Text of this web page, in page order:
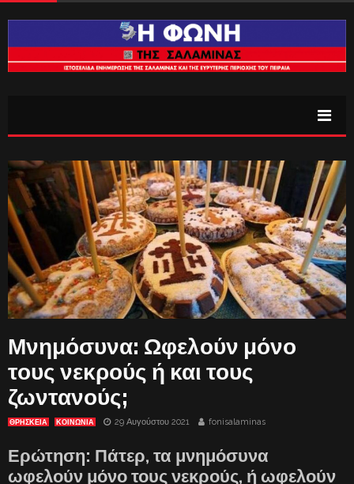
Μνημόσυνα: Ωφελούν μόνο
τους νεκρούς ή και τους
ζωντανούς;
ΘΡΗΣΚΕΙΑ ΚΟΙΝΩΝΙΑ 29 Αυγούστου 2021 fonisalaminas
Ερώτηση: Πάτερ, τα μνημόσυνα
ωφελούν μόνο τους νεκρούς, ή ωφελούν